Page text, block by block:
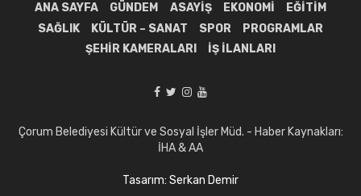
ANA SAYFA GÜNDEM ASAYIŞ EKONOMI
EĞITIM
SAĞLIK
KÜLTÜR – SANAT SPOR
PROGRAMLAR
ŞEHIR KAMERALARI
İŞ İLANLARI
Çorum Belediyesi Kültür ve Sosyal İşler Müd. - Haber Kaynakları:
İHA & AA
Tasarım: Serkan Demir